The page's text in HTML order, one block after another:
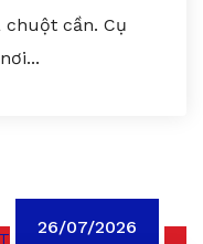
chuột cần. Cụ
26/07/2026